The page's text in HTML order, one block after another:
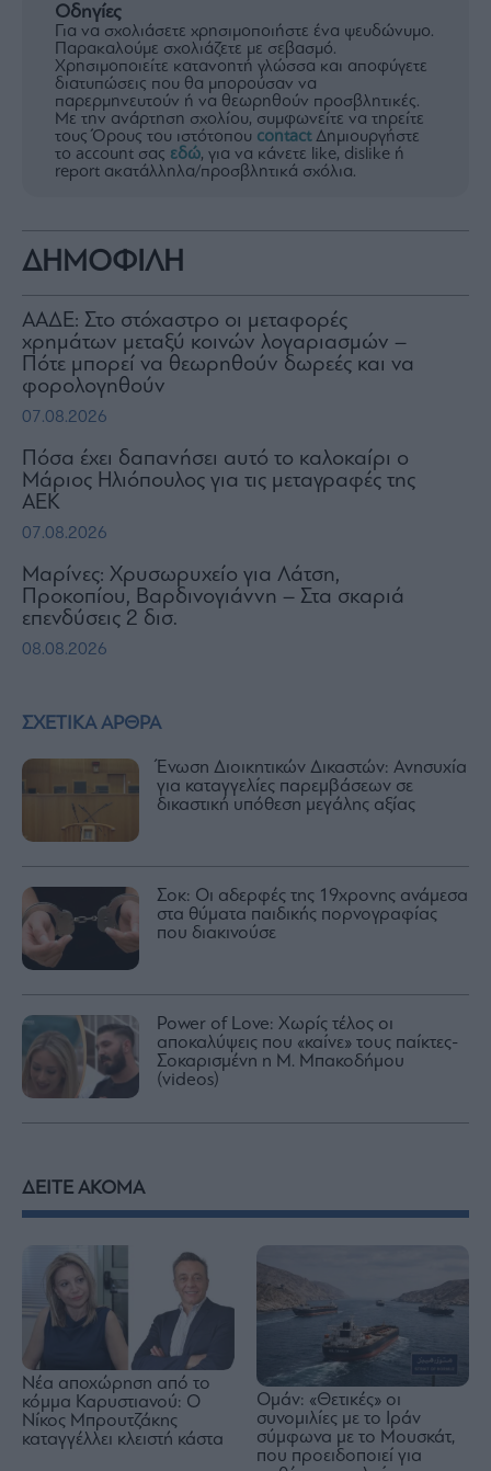
ΣΧΕΤΙΚΑ ΑΡΘΡΑ
Ένωση Διοικητικών Δικαστών: Ανησυχία
για καταγγελίες παρεμβάσεων σε
δικαστική υπόθεση μεγάλης αξίας
Σοκ: Οι αδερφές της 19χρονης ανάμεσα
στα θύματα παιδικής πορνογραφίας
που διακινούσε
Power of Love: Χωρίς τέλος οι
αποκαλύψεις που «καίνε» τους παίκτες-
Σοκαρισμένη η Μ. Μπακοδήμου
(videos)
Οδηγίες
Για να σχολιάσετε χρησιμοποιήστε ένα ψευδώνυμο.
Παρακαλούμε σχολιάζετε με σεβασμό.
Χρησιμοποιείτε κατανοητή γλώσσα και αποφύγετε
διατυπώσεις που θα μπορούσαν να
παρερμηνευτούν ή να θεωρηθούν προσβλητικές.
Με την ανάρτηση σχολίου, συμφωνείτε να τηρείτε
τους Όρους του ιστότοπου contactΔημιουργήστε
το account σας εδώ, για να κάνετε like, dislike ή
report ακατάλληλα/προσβλητικά σχόλια.
ΔΗΜΟΦΙΛΗ
ΑΑΔΕ: Στο στόχαστρο οι μεταφορές
χρημάτων μεταξύ κοινών λογαριασμών –
Πότε μπορεί να θεωρηθούν δωρεές και να
φορολογηθούν
07.08.2026
Πόσα έχει δαπανήσει αυτό το καλοκαίρι ο
Μάριος Ηλιόπουλος για τις μεταγραφές της
ΑΕΚ
07.08.2026
Μαρίνες: Χρυσωρυχείο για Λάτση,
Προκοπίου, Βαρδινογιάννη – Στα σκαριά
επενδύσεις 2 δισ.
08.08.2026
ΔΕΙΤΕ ΑΚΟΜΑ
Νέα αποχώρηση από το
κόμμα Καρυστιανού: Ο
Νίκος Μπρουτζάκης
καταγγέλλει κλειστή κάστα
Ομάν: «Θετικές» οι
συνομιλίες με το Ιράν
σύμφωνα με το Μουσκάτ,
που προειδοποιεί για